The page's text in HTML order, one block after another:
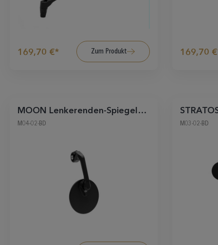
169,70 €* Zum Produkt 169,70
MOON Lenkerenden-Spiegel
rund
M04-02-BD M03-02-BD